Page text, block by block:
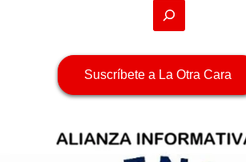
Suscríbete a La Otra Cara